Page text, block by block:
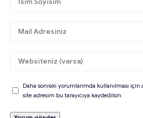
Daha sonraki yorumlarımda kullanılması için
site adresim bu tarayıcıya kaydedilsin.